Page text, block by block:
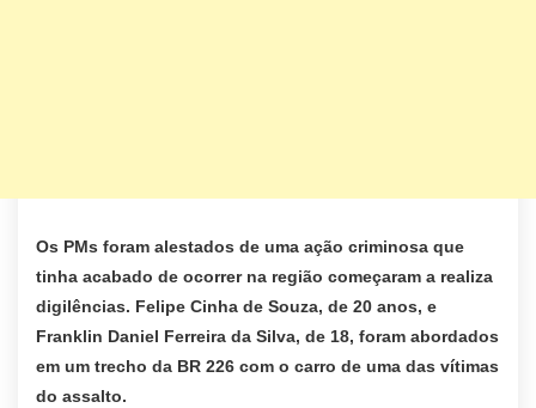
Os PMs foram alestados de uma ação criminosa que
tinha acabado de ocorrer na região começaram a realiza
digilências. Felipe Cinha de Souza, de 20 anos, e
Franklin Daniel Ferreira da Silva, de 18, foram abordados
em um trecho da BR 226 com o carro de uma das vítimas
do assalto.